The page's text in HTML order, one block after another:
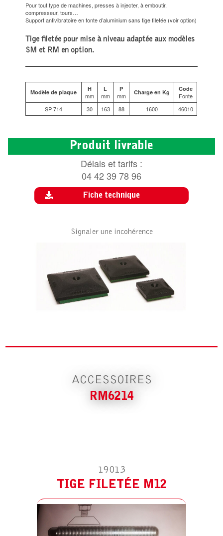
Pour tout type de machines, presses à injecter, à emboutir,
compresseur, tours…
Support antivibratoire en fonte d’aluminium sans tige filetée (voir option)
Tige filetée pour mise à niveau adaptée aux modèles
SM et RM en option.
Modèle de plaque H
mm
L
mm
P
mm Charge en Kg Code
Fonte
SP 714
30 163 88 1600 46010
Produit livrable
Délais et tarifs :
04 42 39 78 96
Fiche technique
Signaler une incohérence
ACCESSOIRES
RM6214
19013
TIGE FILETÉE M12
TIGE FILETÉE M16